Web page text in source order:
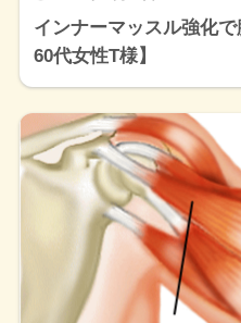
インナーマッスル強化
60代女性T様】